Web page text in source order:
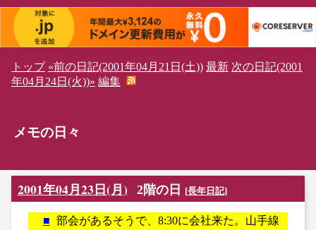
トップ «前の日記(2001年04月21日(土)) 最新 次の日記(2001
年04月24日(火))» 編集
メモの日々
2001年04月23日(月) 2階の日 [長年日記]
■ 部会があるそうで、8:30に会社来た。山手線